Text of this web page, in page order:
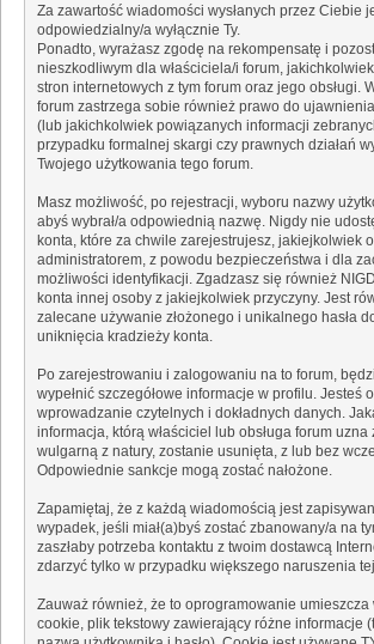
Za zawartość wiadomości wysłanych przez Ciebie
odpowiedzialny/a wyłącznie Ty.
Ponadto, wyrażasz zgodę na rekompensatę i
nieszkodliwym dla właściciela/i forum,
stron internetowych z tym forum oraz jego obsługi.
forum zastrzega sobie również prawo do
(lub jakichkolwiek powiązanych informacji
przypadku formalnej skargi czy prawnych działań
Twojego użytkowania tego forum.
Masz możliwość, po rejestracji, wyboru nazwy
abyś wybrał/a odpowiednią nazwę. Nigdy nie
konta, które za chwile zarejestrujesz, jakiejkolwiek
administratorem, z powodu bezpieczeństwa i dla
możliwości identyfikacji. Zgadzasz się również
konta innej osoby z jakiejkolwiek przyczyny. Jest
zalecane używanie złożonego i unikalnego hasła
uniknięcia kradzieży konta.
Po zarejestrowaniu i zalogowaniu na to forum,
wypełnić szczegółowe informacje w profilu. Jesteś
wprowadzanie czytelnych i dokładnych danych.
informacja, którą właściciel lub obsługa forum uzna
wulgarną z natury, zostanie usunięta, z lub bez
Odpowiednie sankcje mogą zostać nałożone.
Zapamiętaj, że z każdą wiadomością jest
wypadek, jeśli miał(a)byś zostać zbanowany/a na
zaszłaby potrzeba kontaktu z twoim dostawcą
zdarzyć tylko w przypadku większego naruszenia
Zauważ również, że to oprogramowanie umieszcza
cookie, plik tekstowy zawierający różne informacje